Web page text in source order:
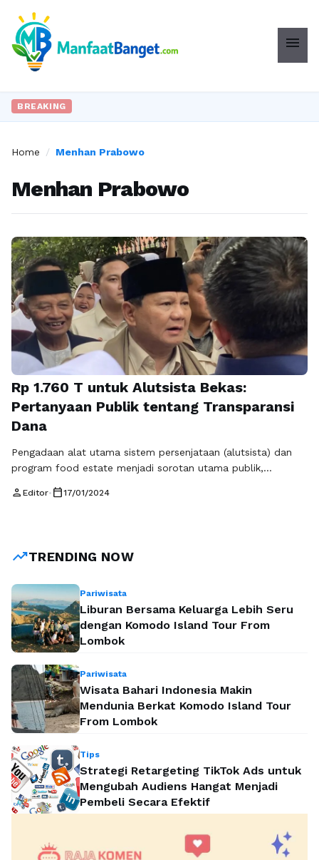
menu
BREAKING
Home / Menhan Prabowo
Menhan Prabowo
Rp 1.760 T untuk Alutsista Bekas:
Pertanyaan Publik tentang Transparansi
Dana
Pengadaan alat utama sistem persenjataan (alutsista) dan
program food estate menjadi sorotan utama publik,
dikeluarkan, mencapai Rp 1.760 triliun untuk alutsista dan Rp
memilih asal-asalan vendor …
person Editor• calendar_today17/01/2024
trending_upTRENDING NOW
Pariwisata
Liburan Bersama Keluarga Lebih Seru
dengan Komodo Island Tour From
Lombok
Pariwisata
Wisata Bahari Indonesia Makin
Mendunia Berkat Komodo Island Tour
From Lombok
Tips
Strategi Retargeting TikTok Ads untuk
Mengubah Audiens Hangat Menjadi
Pembeli Secara Efektif